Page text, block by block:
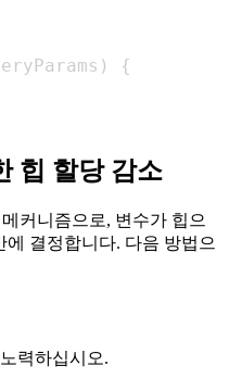
)
{
힙 할당 감소
메커니즘으로, 변수가 힙으
결정합니다. 다음 방법으
력하십시오.